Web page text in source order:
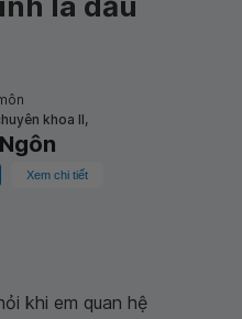
khoa II,
Xem chi tiết
khi em quan hệ